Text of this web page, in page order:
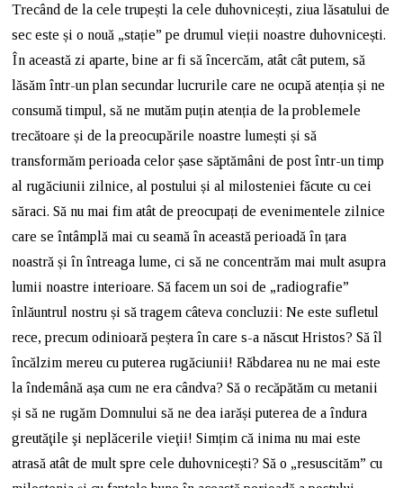
Trecând de la cele trupești la cele duhovnicești, ziua lăsatului de
sec este și o nouă „stație” pe drumul vieții noastre duhovnicești.
În această zi aparte, bine ar fi să încercăm, atât cât putem, să
lăsăm într-un plan secundar lucrurile care ne ocupă atenția și ne
consumă timpul, să ne mutăm puțin atenția de la problemele
trecătoare și de la preocupările noastre lumești și să
transformăm perioada celor șase săptămâni de post într-un timp
al rugăciunii zilnice, al postului și al milosteniei făcute cu cei
săraci. Să nu mai fim atât de preocupați de evenimentele zilnice
care se întâmplă mai cu seamă în această perioadă în țara
noastră și în întreaga lume, ci să ne concentrăm mai mult asupra
lumii noastre interioare. Să facem un soi de „radiografie”
înlăuntrul nostru și să tragem câteva concluzii: Ne este sufletul
rece, precum odinioară peștera în care s-a născut Hristos? Să îl
încălzim mereu cu puterea rugăciunii! Răbdarea nu ne mai este
la îndemână așa cum ne era cândva? Să o recăpătăm cu metanii
și să ne rugăm Domnului să ne dea iarăși puterea de a îndura
greutăţile şi neplăcerile vieţii! Simțim că inima nu mai este
atrasă atât de mult spre cele duhovnicești? Să o „resuscităm” cu